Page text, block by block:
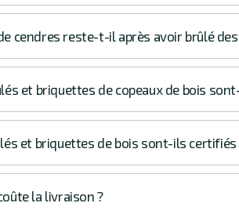
cendres reste-t-il après avoir brûlé
et briquettes de copeaux de bois
et briquettes de bois sont-ils certifiés
la livraison ?